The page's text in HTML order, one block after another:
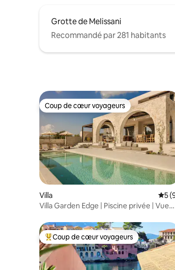
Grotte de Melissani
Recommandé par 281 habitants
Coup de cœur voyageurs
Coup de cœur voyageurs
Villa
5
Villa Garden Edge | Piscine privée | Vue
Coups de cœur voyageurs les plus
Coup de cœur voyageurs